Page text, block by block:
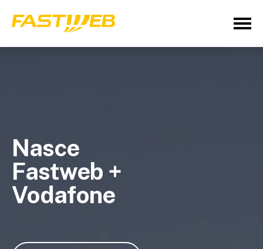
Nasce
Fastweb +
Vodafone